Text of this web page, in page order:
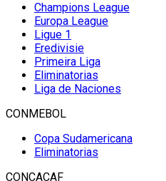
Champions League
Europa League
Ligue 1
Eredivisie
Primeira Liga
Eliminatorias
Liga de Naciones
CONMEBOL
Copa Sudamericana
Eliminatorias
CONCACAF